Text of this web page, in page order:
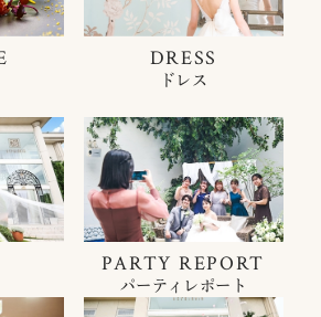
DRESS
ドレス
PARTY REPORT
パーティレポート